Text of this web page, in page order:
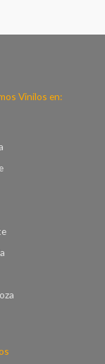
Vinilos en: